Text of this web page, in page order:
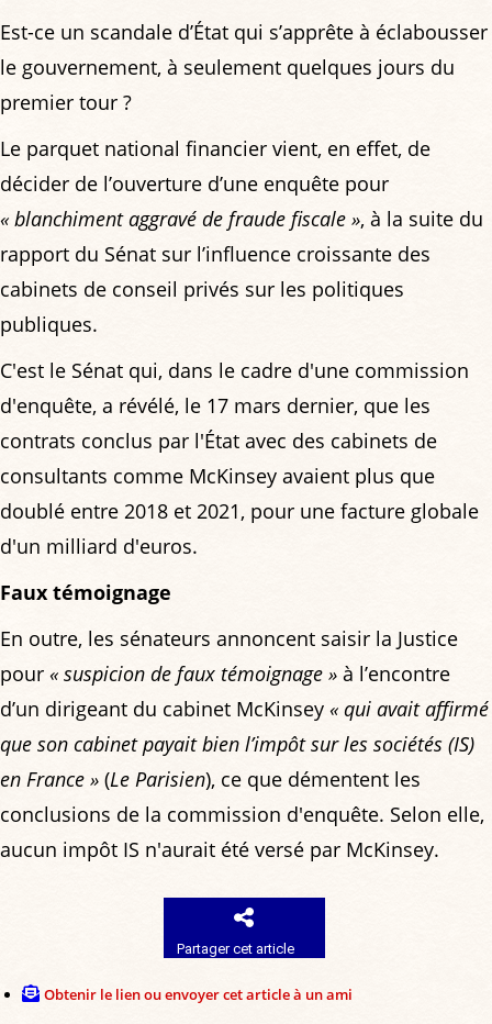
Est-ce un scandale d’État qui s’apprête à éclabousser
le gouvernement, à seulement quelques jours du
premier tour ?
Le parquet national financier vient, en effet, de
décider de l’ouverture d’une enquête pour
« blanchiment aggravé de fraude fiscale », à la suite du
rapport du Sénat sur l’influence croissante des
cabinets de conseil privés sur les politiques
publiques.
C'est le Sénat qui, dans le cadre d'une commission
d'enquête, a révélé, le 17 mars dernier, que les
contrats conclus par l'État avec des cabinets de
consultants comme McKinsey avaient plus que
doublé entre 2018 et 2021, pour une facture globale
d'un milliard d'euros.
Faux témoignage
En outre, les sénateurs annoncent saisir la Justice
pour « suspicion de faux témoignage » à l’encontre
d’un dirigeant du cabinet McKinsey « qui avait affirmé
que son cabinet payait bien l’impôt sur les sociétés (IS)
en France » (Le Parisien), ce que démentent les
conclusions de la commission d'enquête. Selon elle,
aucun impôt IS n'aurait été versé par McKinsey.
Partager cet article
Obtenir le lien ou envoyer cet article à un ami